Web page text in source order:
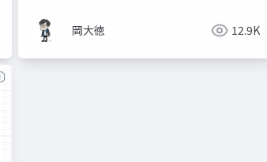
岡大徳 12.9K